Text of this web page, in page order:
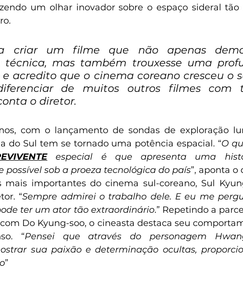
um olhar inovador sobre o espaço sideral
criar um filme que não apenas
técnica, mas também trouxesse uma
acredito que o cinema coreano cresceu o
de muitos outros filmes com
o diretor.
com o lançamento de sondas de exploração
do Sul tem se tornado uma potência espacial. “O
especial é que apresenta uma
possível sob a proeza tecnológica do país”, aponta o
mais importantes do cinema sul-coreano, Sul
“Sempre admirei o trabalho dele. E eu me
ter um ator tão extraordinário.” Repetindo a
Do Kyung-soo, o cineasta destaca seu
“Pensei que através do personagem
sua paixão e determinação ocultas,
”